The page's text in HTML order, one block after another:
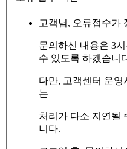
고객님, 오류접수가
문의하신 내용은 3
수 있도록 하겠습니
다만, 고객센터 운영
는
처리가 다소 지연될
니다.